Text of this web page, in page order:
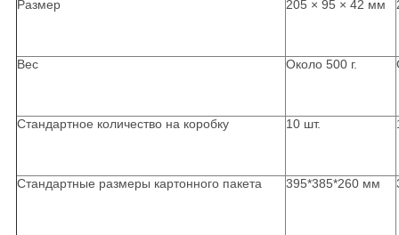
Размер 205 × 95 × 42 мм
Вес Около 500 г.
Стандартное количество на коробку 10 шт.
Стандартные размеры картонного пакета 395*385*260 мм